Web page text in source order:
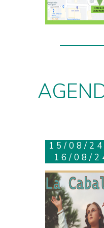
15/08/
16/08/